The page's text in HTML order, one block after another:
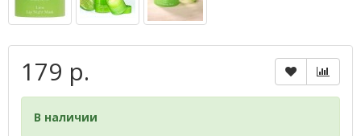
179 р.
В наличии